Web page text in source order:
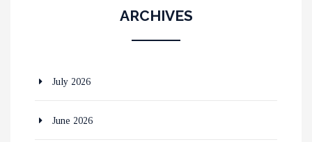
ARCHIVES
July 2026
June 2026